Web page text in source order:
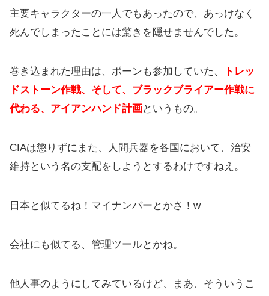
主要キャラクターの一人でもあったので、あっけなく
死んでしまったことには驚きを隠せませんでした。
巻き込まれた理由は、ボーンも参加していた、
トレッ
ドストーン作戦、そして、ブラックブライアー作戦に
代わる、アイアンハンド計画 というもの。
CIAは懲りずにまた、人間兵器を各国において、治安
維持という名の支配をしようとするわけですねえ。
日本と似てるね！マイナンバーとかさ！w
会社にも似てる、管理ツールとかね。
他人事のようにしてみているけど、まあ、そういうこ